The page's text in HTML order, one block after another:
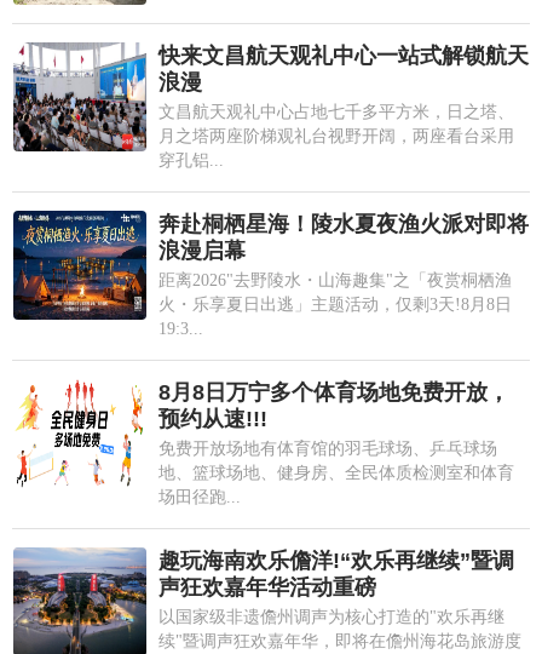
快来文昌航天观礼中心一站式解锁航天
浪漫
文昌航天观礼中心占地七千多平方米，日之塔、
月之塔两座阶梯观礼台视野开阔，两座看台采用
穿孔铝...
奔赴桐栖星海！陵水夏夜渔火派对即将
浪漫启幕
距离2026"去野陵水・山海趣集"之「夜赏桐栖渔
火・乐享夏日出逃」主题活动，仅剩3天!8月8日
19:3...
8月8日万宁多个体育场地免费开放，
预约从速!!!
免费开放场地有体育馆的羽毛球场、乒乓球场
地、篮球场地、健身房、全民体质检测室和体育
场田径跑...
趣玩海南欢乐儋洋!“欢乐再继续”暨调
声狂欢嘉年华活动重磅
以国家级非遗儋州调声为核心打造的"欢乐再继
续"暨调声狂欢嘉年华，即将在儋州海花岛旅游度